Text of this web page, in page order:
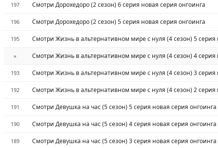
197 Смотри Дорохедоро (2 сезон) 6 серия новая серия онгоинга
196 Смотри Дорохедоро (2 сезон) 5 серия новая серия онгоинга
195 Смотри Жизнь в альтернативном мире с нуля (4 сезон) 5 серия
» Смотри Жизнь в альтернативном мире с нуля (4 сезон) 4 серия
193 Смотри Жизнь в альтернативном мире с нуля (4 сезон) 3 серия
192 Смотри Жизнь в альтернативном мире с нуля (4 сезон) 2 серия
191 Смотри Девушка на час (5 сезон) 5 серия новая серия онгоинга
190 Смотри Девушка на час (5 сезон) 4 серия новая серия онгоинга
189 Смотри Девушка на час (5 сезон) 3 серия новая серия онгоинга